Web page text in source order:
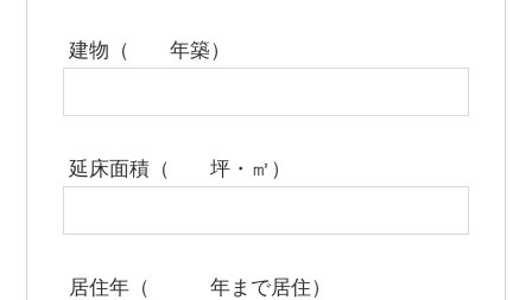
建物（ 年築）
延床面積（ 坪・㎡）
居住年（ 年まで居住）